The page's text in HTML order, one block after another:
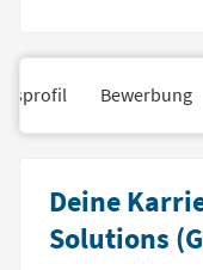
Bewerbung
Deine
Solutions